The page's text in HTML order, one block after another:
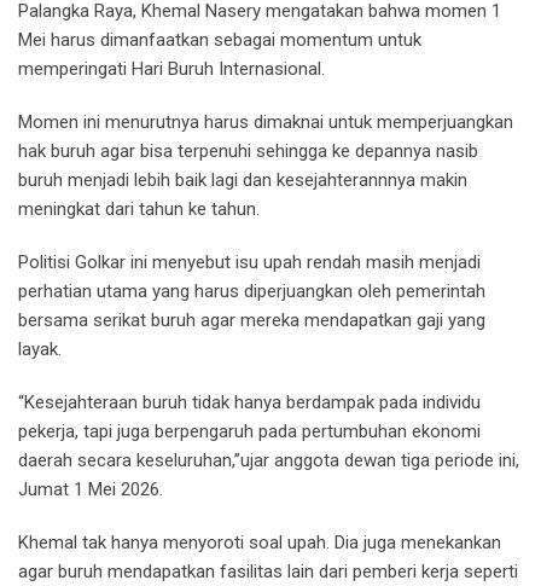
Palangka Raya, Khemal Nasery mengatakan bahwa momen 1
Mei harus dimanfaatkan sebagai momentum untuk
memperingati Hari Buruh Internasional.
Momen ini menurutnya harus dimaknai untuk memperjuangkan
hak buruh agar bisa terpenuhi sehingga ke depannya nasib
buruh menjadi lebih baik lagi dan kesejahterannnya makin
meningkat dari tahun ke tahun.
Politisi Golkar ini menyebut isu upah rendah masih menjadi
perhatian utama yang harus diperjuangkan oleh pemerintah
bersama serikat buruh agar mereka mendapatkan gaji yang
layak.
“Kesejahteraan buruh tidak hanya berdampak pada individu
pekerja, tapi juga berpengaruh pada pertumbuhan ekonomi
daerah secara keseluruhan,”ujar anggota dewan tiga periode ini,
Jumat 1 Mei 2026.
Khemal tak hanya menyoroti soal upah. Dia juga menekankan
agar buruh mendapatkan fasilitas lain dari pemberi kerja seperti